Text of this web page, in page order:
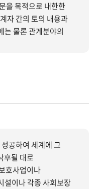
을 목적으로 내한한
자 간의 토의 내용과
는 물론 관계분야의
공하여 세계에 그
후될 대로
호사업이나